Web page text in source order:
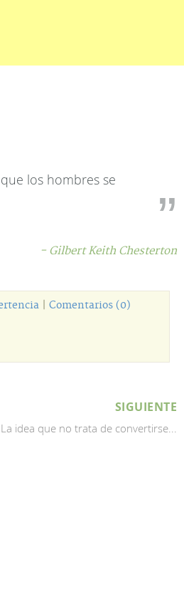
los hombres se
- Gilbert Keith Chesterton
Comentarios (0)
SIGUIENTE
La idea que no trata de convertirse...